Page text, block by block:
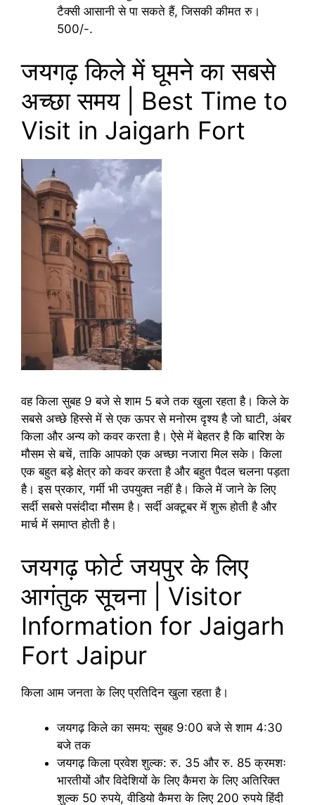
टैक्सी आसानी से पा सकते हैं, जिसकी कीमत रु।
500/-.
जयगढ़ किले में घूमने का सबसे
अच्छा समय | Best Time to
Visit in Jaigarh Fort
वह किला सुबह 9 बजे से शाम 5 बजे तक खुला रहता है। किले के
सबसे अच्छे हिस्से में से एक ऊपर से मनोरम दृश्य है जो घाटी, अंबर
किला और अन्य को कवर करता है। ऐसे में बेहतर है कि बारिश के
मौसम से बचें, ताकि आपको एक अच्छा नजारा मिल सके। किला
एक बहुत बड़े क्षेत्र को कवर करता है और बहुत पैदल चलना पड़ता
है। इस प्रकार, गर्मी भी उपयुक्त नहीं है। किले में जाने के लिए
सर्दी सबसे पसंदीदा मौसम है। सर्दी अक्टूबर में शुरू होती है और
मार्च में समाप्त होती है।
जयगढ़ फोर्ट जयपुर के लिए
आगंतुक सूचना | Visitor
Information for Jaigarh
Fort Jaipur
किला आम जनता के लिए प्रतिदिन खुला रहता है।
जयगढ़ किले का समय: सुबह 9:00 बजे से शाम 4:30
बजे तक
जयगढ़ किला प्रवेश शुल्क: रु. 35 और रु. 85 क्रमशः
भारतीयों और विदेशियों के लिए कैमरा के लिए अतिरिक्त
शुल्क 50 रुपये, वीडियो कैमरा के लिए 200 रुपये हिंदी